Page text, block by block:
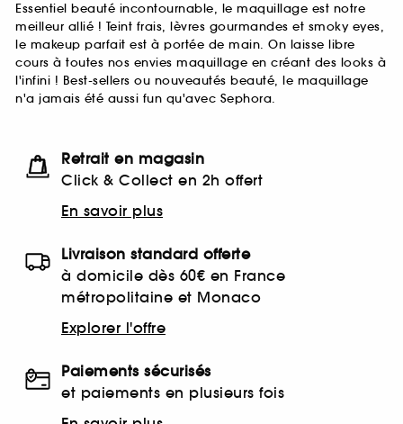
Essentiel beauté incontournable, le maquillage est notre
meilleur allié ! Teint frais, lèvres gourmandes et smoky eyes,
le makeup parfait est à portée de main. On laisse libre
cours à toutes nos envies maquillage en créant des looks à
l'infini ! Best-sellers ou nouveautés beauté, le maquillage
n'a jamais été aussi fun qu'avec Sephora.
Retrait en magasin
Click & Collect en 2h offert
En savoir plus
Livraison standard offerte
à domicile dès 60€ en France
métropolitaine et Monaco
Explorer l'offre
Paiements sécurisés
et paiements en plusieurs fois